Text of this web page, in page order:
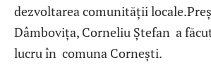
dezvoltarea comunității
Dâmbovița, Corneliu Ștefan a
lucru în comuna Cornești.